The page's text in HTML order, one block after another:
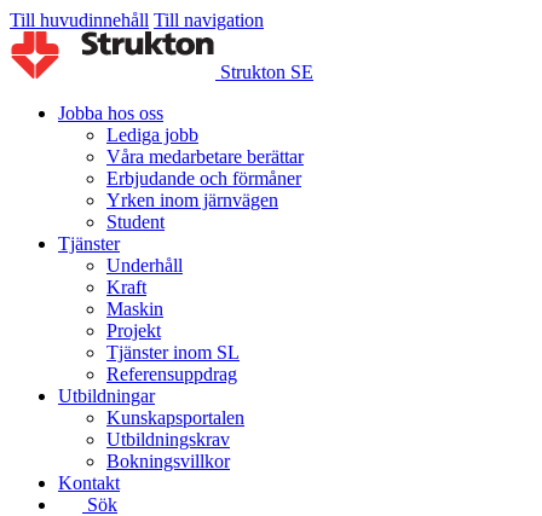
Till huvudinnehåll Till navigation
Strukton SE
Jobba hos oss
Lediga jobb
Våra medarbetare berättar
Erbjudande och förmåner
Yrken inom järnvägen
Student
Tjänster
Underhåll
Kraft
Maskin
Projekt
Tjänster inom SL
Referensuppdrag
Utbildningar
Kunskapsportalen
Utbildningskrav
Bokningsvillkor
Kontakt
Sök